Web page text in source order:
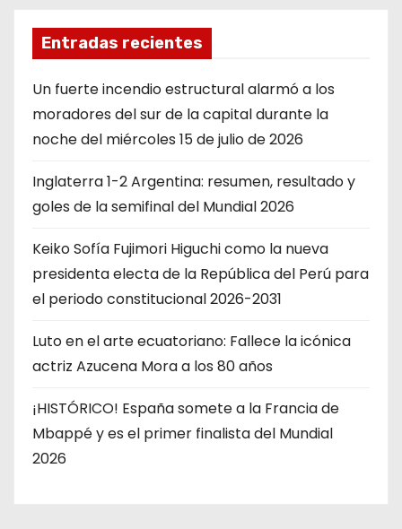
Entradas recientes
Un fuerte incendio estructural alarmó a los
moradores del sur de la capital durante la
noche del miércoles 15 de julio de 2026
Inglaterra 1-2 Argentina: resumen, resultado y
goles de la semifinal del Mundial 2026
Keiko Sofía Fujimori Higuchi como la nueva
presidenta electa de la República del Perú para
el periodo constitucional 2026-2031
Luto en el arte ecuatoriano: Fallece la icónica
actriz Azucena Mora a los 80 años
¡HISTÓRICO! España somete a la Francia de
Mbappé y es el primer finalista del Mundial
2026